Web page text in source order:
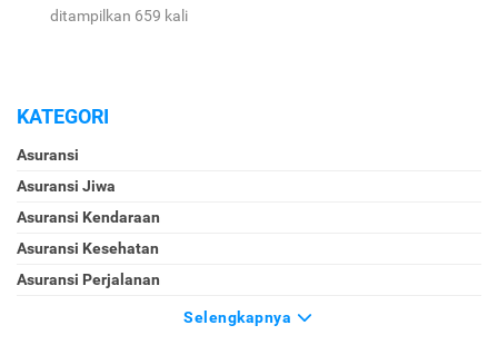
ditampilkan 659 kali
KATEGORI
Asuransi
Asuransi Jiwa
Asuransi Kendaraan
Asuransi Kesehatan
Asuransi Perjalanan
Selengkapnya